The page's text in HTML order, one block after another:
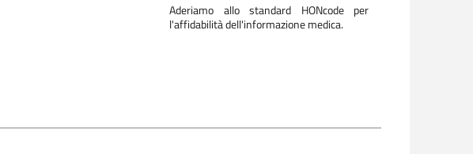
Aderiamo allo standard HONcode per
l'affidabilità dell'informazione medica.